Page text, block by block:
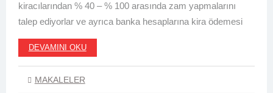
kiracılarından % 40 – % 100 arasında zam yapmalarını
talep ediyorlar ve ayrıca banka hesaplarına kira ödemesi
DEVAMINI OKU
MAKALELER